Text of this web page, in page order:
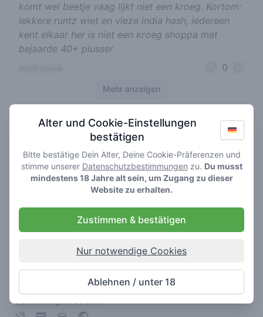
komt wel beetje vaag lijkt niet een kroeg. Kortom:
lekkere runtz wiet en vieze india hash, iedereen
kent elkaar her is niet een kroeg shoppa met
bejaarde 40+ plusser
0
Mehr anzeigen
Cannabis shops nearby
Alter und Cookie-Einstellungen
bestätigen
Bitte bestätige Dein Alter, Deine Cookie-Präferenzen und
stimme unserer Datenschutzbestimmungen zu. Du musst
mindestens 18 Jahre alt sein, um Zugang zu dieser
Website zu erhalten.
Zustimmen & bestätigen
Nur notwendige Cookies
Ablehnen / unter 18